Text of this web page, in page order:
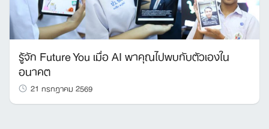
รู้จัก Future You เมื่อ AI พาคุณไปพบกับตัวเองใน
อนาคต
21 กรกฎาคม 2569